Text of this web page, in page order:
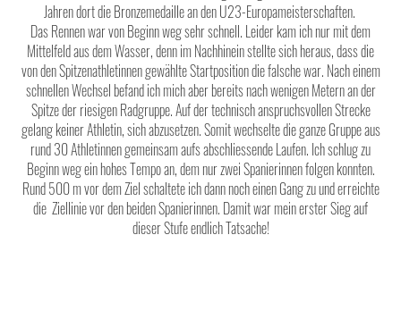
Jahren dort die Bronzemedaille an den U23-Europameisterschaften.
Das Rennen war von Beginn weg sehr schnell. Leider kam ich nur mit dem
Mittelfeld aus dem Wasser, denn im Nachhinein stellte sich heraus, dass die
von den Spitzenathletinnen gewählte Startposition die falsche war. Nach einem
schnellen Wechsel befand ich mich aber bereits nach wenigen Metern an der
Spitze der riesigen Radgruppe. Auf der technisch anspruchsvollen Strecke
gelang keiner Athletin, sich abzusetzen. Somit wechselte die ganze Gruppe aus
rund 30 Athletinnen gemeinsam aufs abschliessende Laufen. Ich schlug zu
Beginn weg ein hohes Tempo an, dem nur zwei Spanierinnen folgen konnten.
Rund 500 m vor dem Ziel schaltete ich dann noch einen Gang zu und erreichte
die Ziellinie vor den beiden Spanierinnen. Damit war mein erster Sieg auf
dieser Stufe endlich Tatsache!